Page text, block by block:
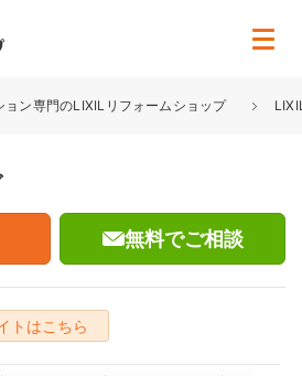
ン専門のLIXILリフォームショップ
無料でご相談
トはこちら